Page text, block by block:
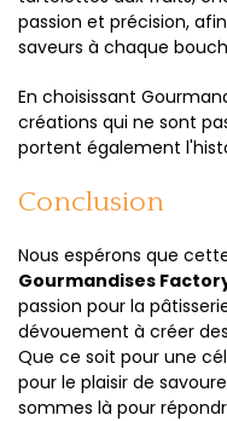
passion et précision,
saveurs à chaque
En choisissant
créations qui ne sont
portent également
Conclusion
Nous espérons que
Gourmandises
passion pour la
dévouement à créer
Que ce soit pour une
pour le plaisir de
sommes là pour